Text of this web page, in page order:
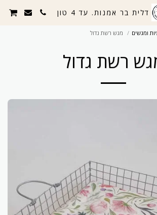
דלית בר אמנות. עד 4 טון
ומגשים מגש רשת גדול
רשת גדול